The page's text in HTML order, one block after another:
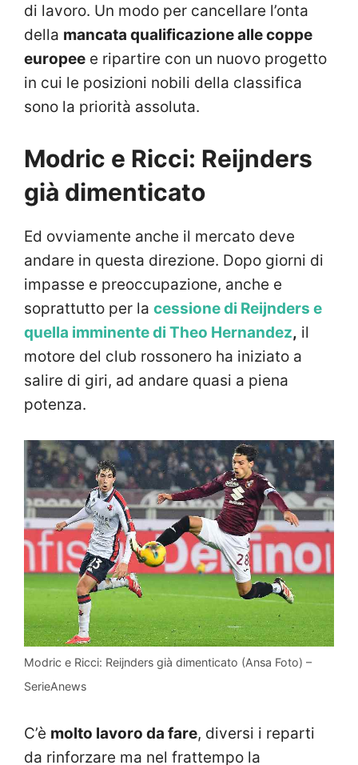
di lavoro. Un modo per cancellare l’onta
della mancata qualificazione alle coppe
europee e ripartire con un nuovo progetto
in cui le posizioni nobili della classifica
sono la priorità assoluta.
Modric e Ricci: Reijnders
già dimenticato
Ed ovviamente anche il mercato deve
andare in questa direzione. Dopo giorni di
impasse e preoccupazione, anche e
soprattutto per la cessione di Reijnders e
quella imminente di Theo Hernandez, il
motore del club rossonero ha iniziato a
salire di giri, ad andare quasi a piena
potenza.
Modric e Ricci: Reijnders già dimenticato (Ansa Foto) –
SerieAnews
C’è molto lavoro da fare, diversi i reparti
da rinforzare ma nel frattempo la